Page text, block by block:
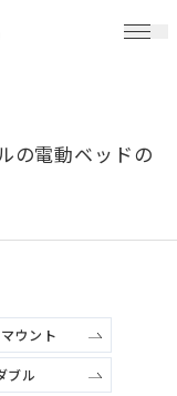
の電動ベッドの
ウント
ブル